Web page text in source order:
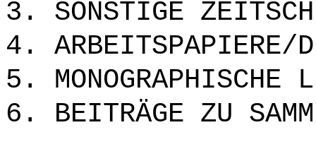
3. SONSTIGE
4. ARBEITSPAPIERE/
5. MONOGRAPHISCHE
6. BEITRÄGE ZU